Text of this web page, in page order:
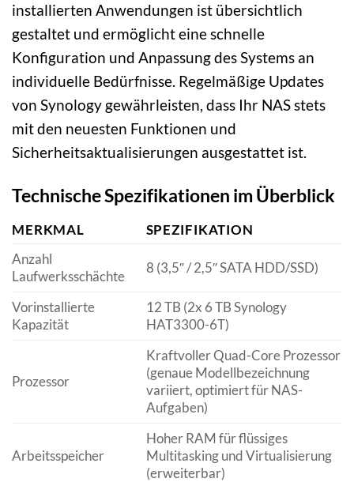
installierten Anwendungen ist übersichtlich
gestaltet und ermöglicht eine schnelle
Konfiguration und Anpassung des Systems an
individuelle Bedürfnisse. Regelmäßige Updates
von Synology gewährleisten, dass Ihr NAS stets
mit den neuesten Funktionen und
Sicherheitsaktualisierungen ausgestattet ist.
Technische Spezifikationen im Überblick
MERKMAL
SPEZIFIKATION
Anzahl
Laufwerksschächte
8 (3,5″ / 2,5″ SATA HDD/SSD)
Vorinstallierte
Kapazität
12 TB (2x 6 TB Synology
HAT3300-6T)
Prozessor
Kraftvoller Quad-Core Prozessor
(genaue Modellbezeichnung
variiert, optimiert für NAS-
Aufgaben)
Arbeitsspeicher
Hoher RAM für flüssiges
Multitasking und Virtualisierung
(erweiterbar)